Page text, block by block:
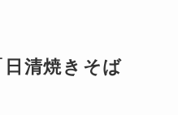
日清焼きそば